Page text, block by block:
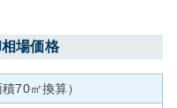
場価格
70㎡換算）